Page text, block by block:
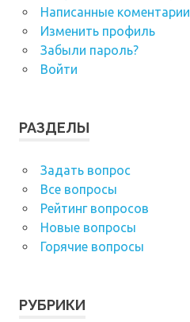
Написанные коментарии
Изменить профиль
Забыли пароль?
Войти
РАЗДЕЛЫ
Задать вопрос
Все вопросы
Рейтинг вопросов
Новые вопросы
Горячие вопросы
РУБРИКИ